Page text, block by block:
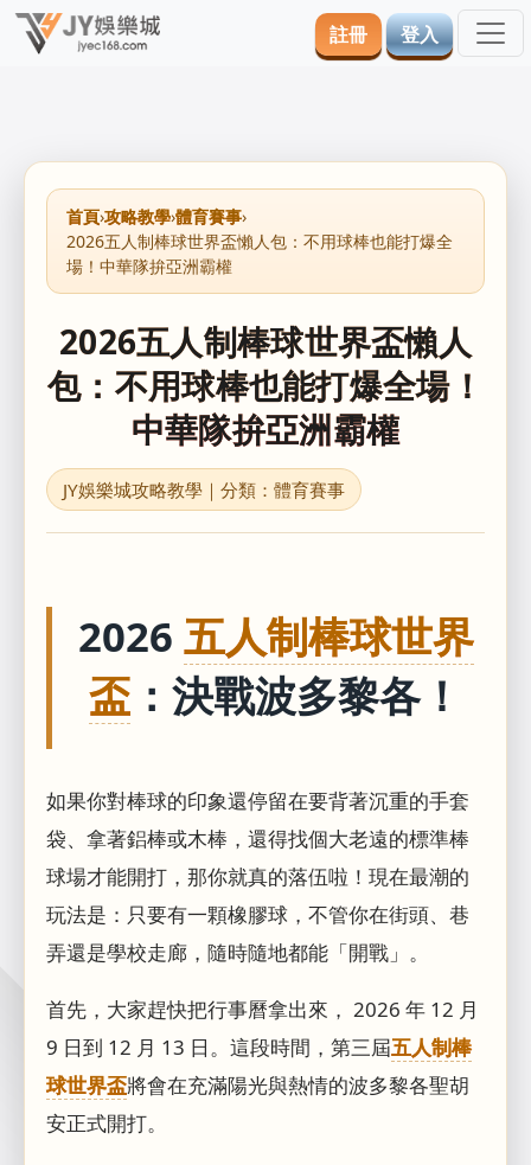
註冊 登入
首頁›攻略教學›體育賽事›
2026五人制棒球世界盃懶人包：不用球棒也能打爆全
場！中華隊拚亞洲霸權
2026五人制棒球世界盃懶人
包：不用球棒也能打爆全場！
中華隊拚亞洲霸權
JY娛樂城攻略教學｜分類：體育賽事
2026 五人制棒球世界
盃 ：決戰波多黎各！
如果你對棒球的印象還停留在要背著沉重的手套
袋、拿著鋁棒或木棒，還得找個大老遠的標準棒
球場才能開打，那你就真的落伍啦！現在最潮的
玩法是：只要有一顆橡膠球，不管你在街頭、巷
弄還是學校走廊，隨時隨地都能「開戰」。
首先，大家趕快把行事曆拿出來， 2026 年 12 月
9 日到 12 月 13 日。這段時間，第三屆五人制棒
球世界盃將會在充滿陽光與熱情的波多黎各聖胡
安正式開打。